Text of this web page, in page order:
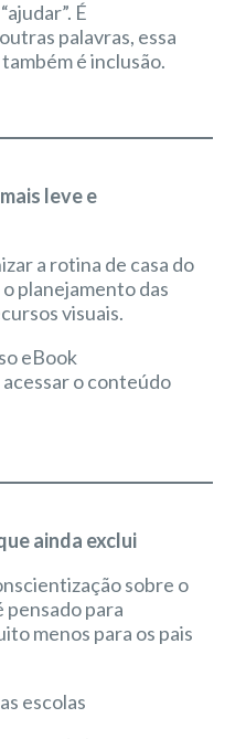
É
palavras, essa
é inclusão.
leve e
a rotina de casa do
planejamento das
visuais.
eBook
acessar o conteúdo
ainda exclui
sobre o
pensado para
menos para os pais
escolas